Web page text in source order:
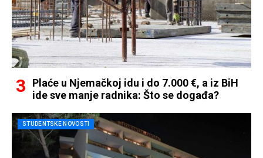
Plaće u Njemačkoj idu i do 7.000 €, a iz BiH
ide sve manje radnika: Što se događa?
STUDENTSKE NOVOSTI